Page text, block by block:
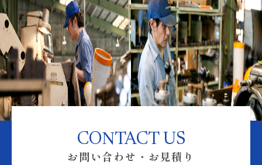
CONTACT US
お問い合わせ・お見積り